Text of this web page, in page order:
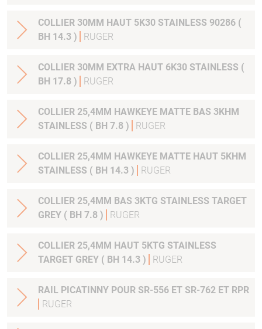
COLLIER 30MM HAUT 5K30 STAINLESS 90286 (
BH 14.3 )
RUGER
COLLIER 30MM EXTRA HAUT 6K30 STAINLESS (
BH 17.8 )
RUGER
COLLIER 25,4MM HAWKEYE MATTE BAS 3KHM
STAINLESS ( BH 7.8 )
RUGER
COLLIER 25,4MM HAWKEYE MATTE HAUT 5KHM
STAINLESS ( BH 14.3 )
RUGER
COLLIER 25,4MM BAS 3KTG STAINLESS TARGET
GREY ( BH 7.8 )
RUGER
COLLIER 25,4MM HAUT 5KTG STAINLESS
TARGET GREY ( BH 14.3 )
RUGER
RAIL PICATINNY POUR SR-556 ET SR-762 ET RPR
RUGER